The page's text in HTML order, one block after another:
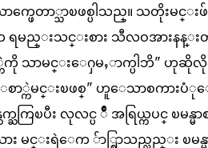
ဖေတာ္သာၿဖစ္ပါသည္။ သတိုးမင္
မည္းသင္းစား သီလဝအားနန္းတ
ာ္ကဲကို သာမင္းေႁမႇာက္ပါဘိ" ဟုဆို
ေစာ္ကဲမင္းၿဖစ္" ဟူေသာစကားပံု
ကြၿပီး လုလင္ပ ်ိဳ အရြယ္ကပင္ ၿမန္မာ
မင္းရဲေက ်ာ္စြာသည္လည္း ၿမန္မ